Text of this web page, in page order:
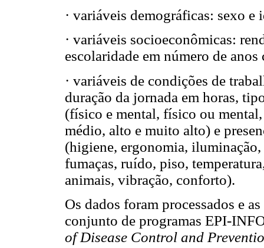
· variáveis demográficas: sexo e
· variáveis socioeconômicas:
escolaridade em número de
· variáveis de condições de
duração da jornada em horas,
(físico e mental, físico ou
médio, alto e muito alto) e
(higiene, ergonomia,
fumaças, ruído, piso,
animais, vibração, conforto).
Os dados foram processados e
conjunto de programas EPI-
of Disease Control and